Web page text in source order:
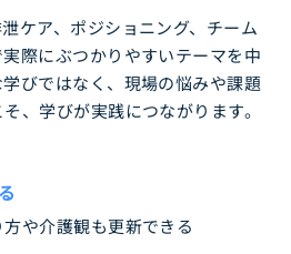
ケア、ポジショニング、チーム
際にぶつかりやすいテーマを中
びではなく、現場の悩みや課題
、学びが実践につながります。
や介護観も更新できる